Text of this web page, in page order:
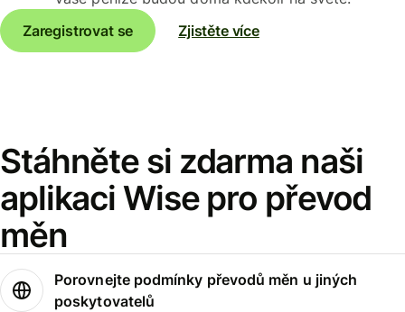
Zaregistrovat se
Zjistěte více
Stáhněte si zdarma naši
aplikaci Wise pro převod
měn
Porovnejte podmínky převodů měn u jiných
poskytovatelů